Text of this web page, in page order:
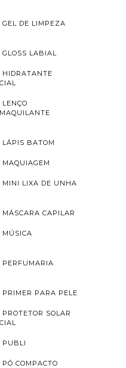
GEL DE LIMPEZA
GLOSS LABIAL
HIDRATANTE
LENÇO
LÁPIS BATOM
MAQUIAGEM
MINI LIXA DE UNHA
MÁSCARA CAPILAR
MÚSICA
PERFUMARIA
PRIMER PARA PELE
PROTETOR SOLAR
PUBLI
PÓ COMPACTO